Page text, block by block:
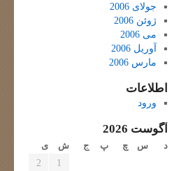
جولای 2006
ژوئن 2006
می 2006
آوریل 2006
مارس 2006
اطلاعات
ورود
آگوست 2026
د س چ پ ج ش ی
1
2